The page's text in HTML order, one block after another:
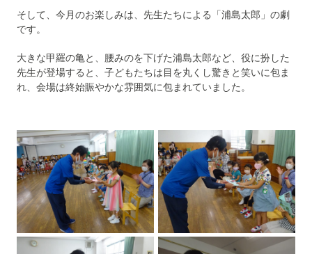
そして、今月のお楽しみは、先生たちによる「浦島太郎」の劇
です。
大きな甲羅の亀と、腰みのを下げた浦島太郎など、役に扮した
先生が登場すると、子どもたちは目を丸くし驚きと笑いに包ま
れ、会場は終始賑やかな雰囲気に包まれていました。